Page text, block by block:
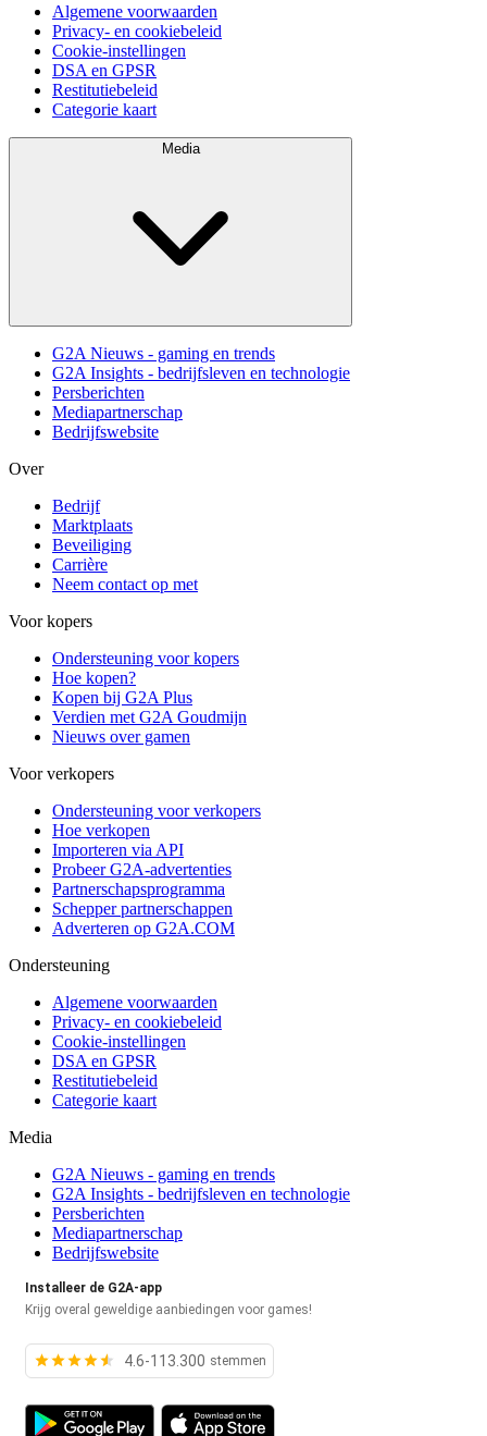
Algemene voorwaarden
Privacy- en cookiebeleid
Cookie-instellingen
DSA en GPSR
Restitutiebeleid
Categorie kaart
Media
G2A Nieuws - gaming en trends
G2A Insights - bedrijfsleven en technologie
Persberichten
Mediapartnerschap
Bedrijfswebsite
Over
Bedrijf
Marktplaats
Beveiliging
Carrière
Neem contact op met
Voor kopers
Ondersteuning voor kopers
Hoe kopen?
Kopen bij G2A Plus
Verdien met G2A Goudmijn
Nieuws over gamen
Voor verkopers
Ondersteuning voor verkopers
Hoe verkopen
Importeren via API
Probeer G2A-advertenties
Partnerschapsprogramma
Schepper partnerschappen
Adverteren op G2A.COM
Ondersteuning
Algemene voorwaarden
Privacy- en cookiebeleid
Cookie-instellingen
DSA en GPSR
Restitutiebeleid
Categorie kaart
Media
G2A Nieuws - gaming en trends
G2A Insights - bedrijfsleven en technologie
Persberichten
Mediapartnerschap
Bedrijfswebsite
Installeer de G2A-app
Krijg overal geweldige aanbiedingen voor games!
4.6-113.300 stemmen